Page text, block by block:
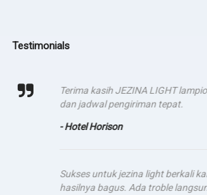
Testimonials
Terima kasih JEZINA LIGHT
dan jadwal pengiriman tepat.
- Hotel Horison
Sukses untuk jezina light berkali
hasilnya bagus. Ada troble